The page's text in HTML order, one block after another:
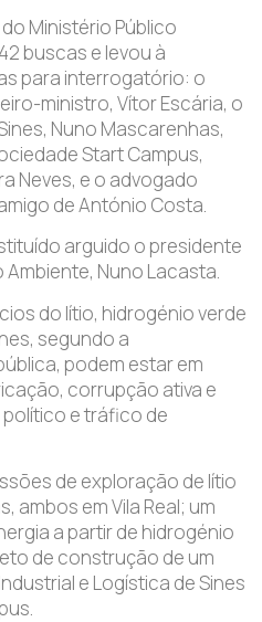
Ministério Público
buscas e levou à
para interrogatório: o
ministro, Vítor Escária, o
Nuno Mascarenhas,
Start Campus,
Neves, e o advogado
de António Costa.
arguido o presidente
Nuno Lacasta.
do lítio, hidrogénio verde
segundo a
podem estar em
corrupção ativa e
e tráfico de
de exploração de lítio
ambos em Vila Real; um
a partir de hidrogénio
de construção de um
e Logística de Sines